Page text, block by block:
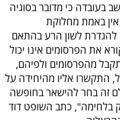
בעובדה כי מדובר בסוגיה
אין באמת מחלוקת
להגדרת לשון הרע בהתאם
את הפרסומים אינו יכול
מהפרסומים ולפיהם,
התקשרו אליו מהיחידה על
זה בחר להישאר בחופשה
בלחימה", כתב השופט דוד